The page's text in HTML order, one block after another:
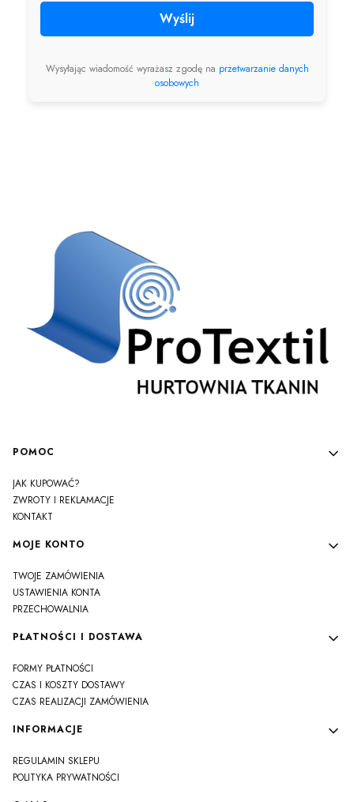
Wyślij
Wysyłając wiadomość wyrażasz zgodę na przetwarzanie danych
osobowych
Linki w stopce
POMOC
JAK KUPOWAĆ?
ZWROTY I REKLAMACJE
KONTAKT
MOJE KONTO
TWOJE ZAMÓWIENIA
USTAWIENIA KONTA
PRZECHOWALNIA
PŁATNOŚCI I DOSTAWA
FORMY PŁATNOŚCI
CZAS I KOSZTY DOSTAWY
CZAS REALIZACJI ZAMÓWIENIA
INFORMACJE
REGULAMIN SKLEPU
POLITYKA PRYWATNOŚCI